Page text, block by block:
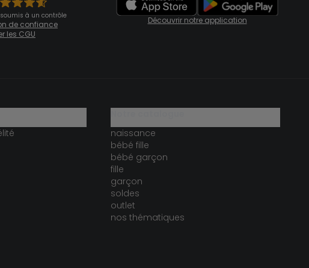
à un contrôle
de confiance
les CGU
Découvrir notre application
naissance
bébé fille
bébé garçon
fille
garçon
soldes
outlet
nos thématiques